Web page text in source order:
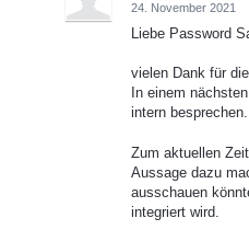
24. November 2021
Liebe Password
vielen Dank für
In einem
intern besprechen.
Zum aktuellen
Aussage dazu
ausschauen
integriert wird.